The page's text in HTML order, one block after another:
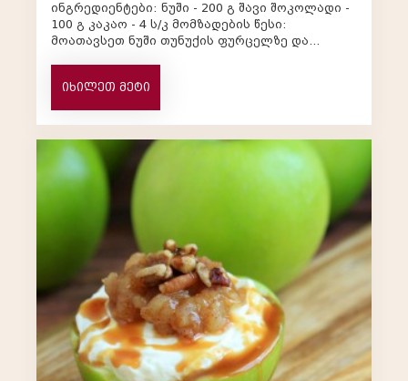
ინგრედიენტები: ნუში - 200 გ შავი შოკოლადი -
100 გ კაკაო - 4 ს/კ მომზადების წესი:
მოათავსეთ ნუში თუნუქის ფურცელზე და
იხილეთ მეტი